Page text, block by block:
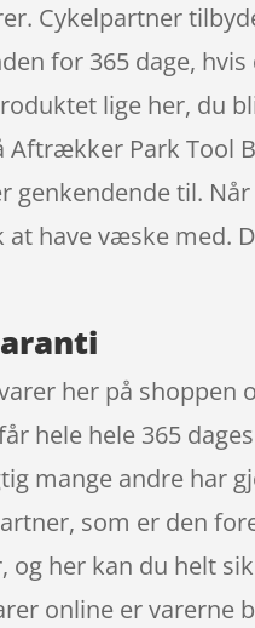
Cykelpartner
for 365 dage,
lige her, du
Park Tool
til.
have væske med.
her på shoppen
hele hele 365
mange andre har
som er den
her kan du helt
online er varerne